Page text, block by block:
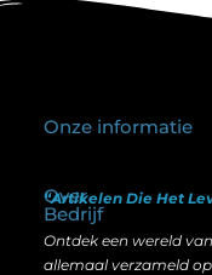
Over
Bedrijf
“Artikelen Die Het
Ontdek een wereld
allemaal verzameld
Onze informatie